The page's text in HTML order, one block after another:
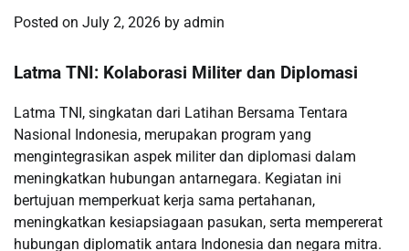
Posted on July 2, 2026 by admin
Latma TNI: Kolaborasi Militer dan Diplomasi
Latma TNI, singkatan dari Latihan Bersama Tentara
Nasional Indonesia, merupakan program yang
mengintegrasikan aspek militer dan diplomasi dalam
meningkatkan hubungan antarnegara. Kegiatan ini
bertujuan memperkuat kerja sama pertahanan,
meningkatkan kesiapsiagaan pasukan, serta mempererat
hubungan diplomatik antara Indonesia dan negara mitra.